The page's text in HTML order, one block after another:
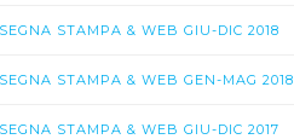
STAMPA & WEB GIU-DIC 2018
STAMPA & WEB GEN-MAG 2018
STAMPA & WEB GIU-DIC 2017